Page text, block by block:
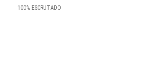
100% ESCRUTADO